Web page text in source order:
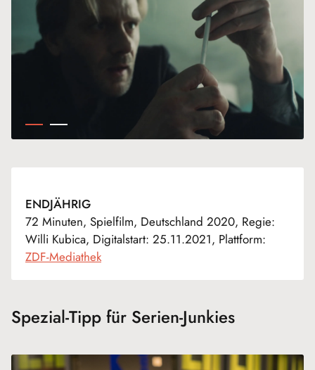
ENDJÄHRIG
72 Minuten, Spielfilm, Deutschland 2020, Regie:
Willi Kubica, Digitalstart: 25.11.2021, Plattform:
ZDF-Mediathek
Spezial-Tipp für Serien-Junkies